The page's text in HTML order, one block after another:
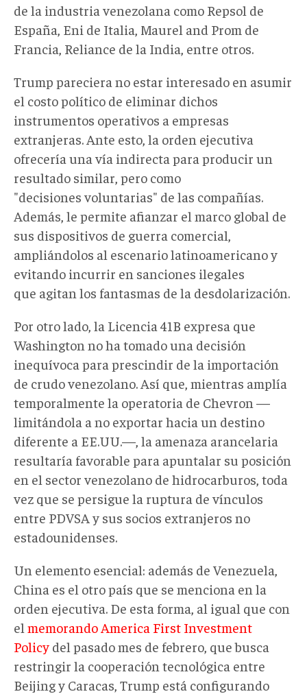
de la industria venezolana como Repsol de
España, Eni de Italia, Maurel and Prom de
Francia, Reliance de la India, entre otros.
Trump pareciera no estar interesado en asumir
el costo político de eliminar dichos
instrumentos operativos a empresas
extranjeras. Ante esto, la orden ejecutiva
ofrecería una vía indirecta para producir un
resultado similar, pero como
"decisiones voluntarias" de las compañías.
Además, le permite afianzar el marco global de
sus dispositivos de guerra comercial,
ampliándolos al escenario latinoamericano y
evitando incurrir en sanciones ilegales
que agitan los fantasmas de la desdolarización.
Por otro lado, la Licencia 41B expresa que
Washington no ha tomado una decisión
inequívoca para prescindir de la importación
de crudo venezolano. Así que, mientras amplía
temporalmente la operatoria de Chevron —
limitándola a no exportar hacia un destino
diferente a EE.UU.—, la amenaza arancelaria
resultaría favorable para apuntalar su posición
en el sector venezolano de hidrocarburos, toda
vez que se persigue la ruptura de vínculos
entre PDVSA y sus socios extranjeros no
estadounidenses.
Un elemento esencial: además de Venezuela,
China es el otro país que se menciona en la
orden ejecutiva. De esta forma, al igual que con
el memorando America First Investment
Policy del pasado mes de febrero, que busca
restringir la cooperación tecnológica entre
Beijing y Caracas, Trump está configurando